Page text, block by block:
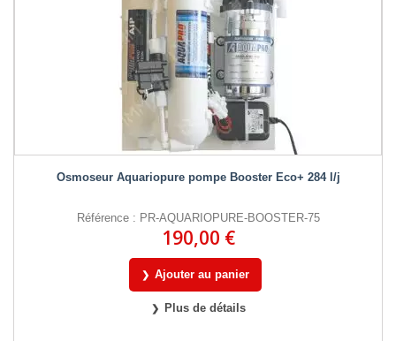
Osmoseur Aquariopure pompe Booster Eco+ 284 l/j
Référence : PR-AQUARIOPURE-BOOSTER-75
190,00 €
Ajouter au panier
Plus de détails